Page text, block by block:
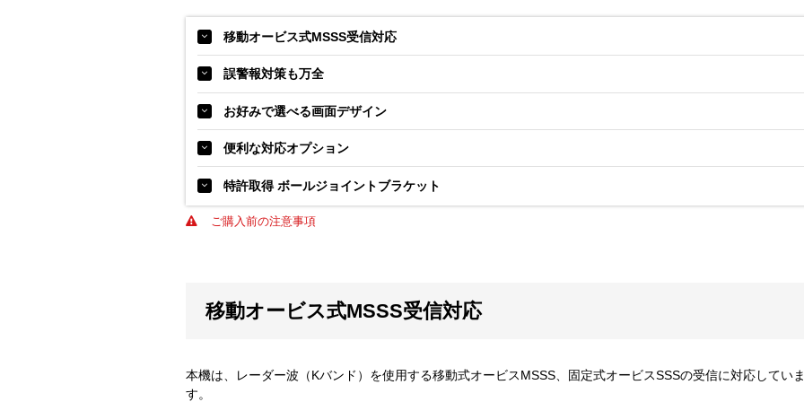
移動オービス式MSSS受信対応
誤警報対策も万全
お好みで選べる画面デザイン
便利な対応オプション
特許取得 ボールジョイントブラケット
ご購入前の注意事項
移動オービス式MSSS受信対応
本機は、レーダー波（Kバンド）を使用する移動式オービスMSSS、固定式オービスSSSの受信に対応してい
す。